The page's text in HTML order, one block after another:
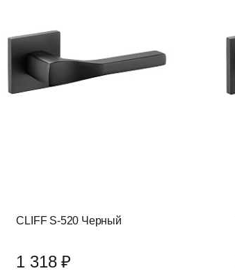
CLIFF S-520 Черный
1 318 ₽